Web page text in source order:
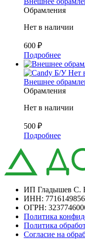
Обрамления
Нет в наличии
600 ₽
Подробнее
Б/У Нет
Внешнее
Обрамления
Нет в наличии
500 ₽
Подробнее
ИП Гладышев С.
ИНН:
ОГРН:
Политика
Политика
Согласие на